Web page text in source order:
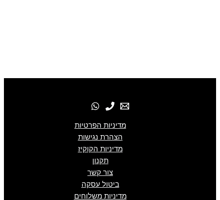
מדיניות הפרטיות
הצהרת נגישות
מדיניות הקוקיז
תקנון
צור קשר
ביטול עסקה
מדיניות משלוחים